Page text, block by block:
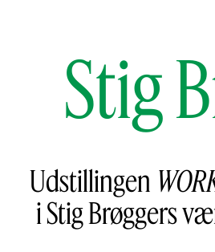
Stig
Udstillingen
i Stig Brøggers